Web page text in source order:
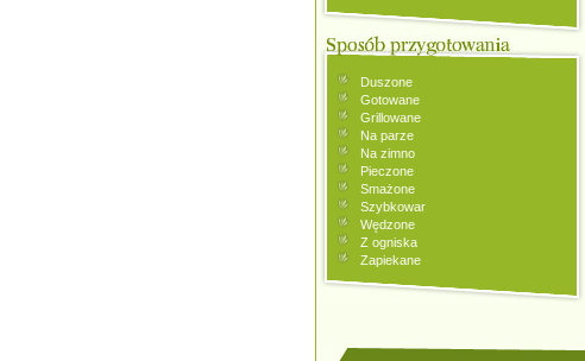
Duszone
Gotowane
Grillowane
Na parze
Na zimno
Pieczone
Smażone
Szybkowar
Wędzone
Z ogniska
Zapiekane